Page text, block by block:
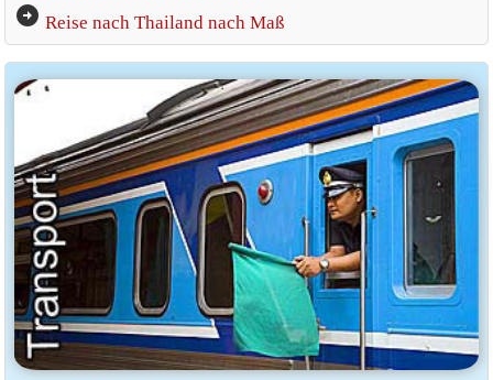
arrow_circle_right Reise nach Thailand nach Maß